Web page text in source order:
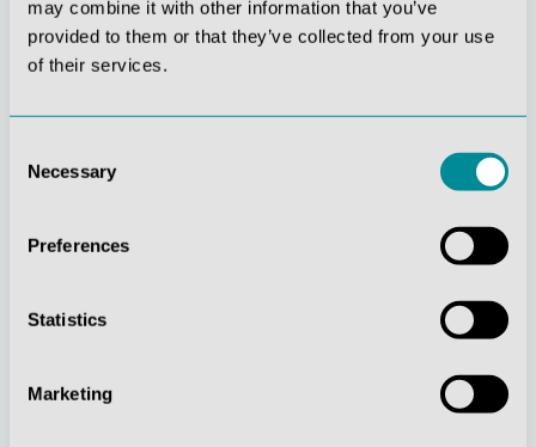
may combine it with other information that you’ve
provided to them or that they’ve collected from your use
of their services.
Selection
Necessary
Preferences
Statistics
Marketing
Stetige
Innovationskraft
Soziale
Verantwortung
Gelebte
Verständnis für